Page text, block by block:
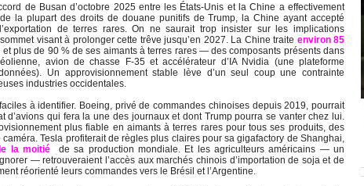
de Busan d’octobre 2025 entre les États-Unis et la Chine a effectivement
la plupart des droits de douane punitifs de Trump, la Chine ayant accepté
de terres rares. On ne saurait trop insister sur les implications
visant à prolonger cette trêve jusqu’en 2027. La Chine traite environ 85
plus de 90 % de ses aimants à terres rares — des composants présents dans
avion de chasse F-35 et accélérateur d’IA Nvidia (une plateforme
Un approvisionnement stable lève d’un seul coup une contrainte
industries occidentales.
à identifier. Boeing, privé de commandes chinoises depuis 2019, pourrait
d’avions qui fera la une des journaux et dont Trump pourra se vanter chez lui.
plus fiable en aimants à terres rares pour tous ses produits, des
Tesla profiterait de règles plus claires pour sa gigafactory de Shanghai,
la moitié de sa production mondiale. Et les agriculteurs américains — un
— retrouveraient l’accès aux marchés chinois d’importation de soja et de
réorienté leurs commandes vers le Brésil et l’Argentine.